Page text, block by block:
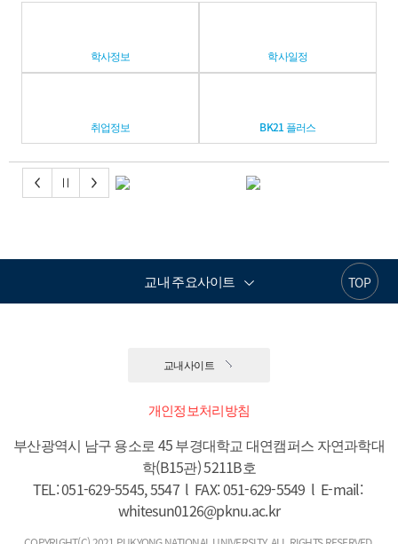
학사정보 학사일정
취업정보 BK21 플러스
TOP
교내 주요사이트
교내사이트
개인정보처리방침
부산광역시 남구 용소로 45 부경대학교 대연캠퍼스 자연과학대
학(B15관) 5211B호
TEL: 051-629-5545, 5547  l  FAX: 051-629-5549  l  E-mail:
whitesun0126@pknu.ac.kr